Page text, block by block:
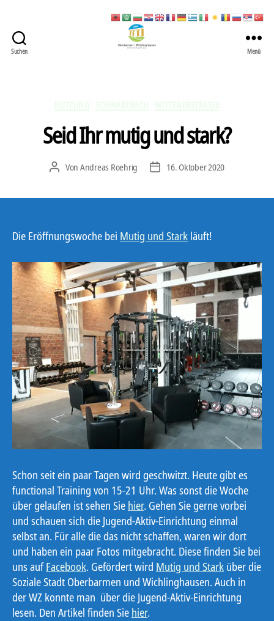
Suchen Menü
Seid Ihr mutig und stark?
Beitragsautor
Von Andreas Roehrig Veröffentlichungsdatum
16. Oktober 2020
Die Eröffnungswoche bei Mutig und Stark läuft!
Schon seit ein paar Tagen wird geschwitzt. Heute gibt es
functional Training von 15-21 Uhr. Was sonst die Woche
über gelaufen ist sehen Sie hier. Gehen Sie gerne vorbei
und schauen sich die Jugend-Aktiv-Einrichtung einmal
selbst an. Für alle die das nicht schaffen, waren wir dort
und haben ein paar Fotos mitgebracht. Diese finden Sie bei
uns aufFacebook. Gefördert wird Mutig und Stark über die
Soziale Stadt Oberbarmen und Wichlinghausen. Auch in
der WZ konnte man über die Jugend-Aktiv-Einrichtung
lesen. Den Artikel finden Sie hier.